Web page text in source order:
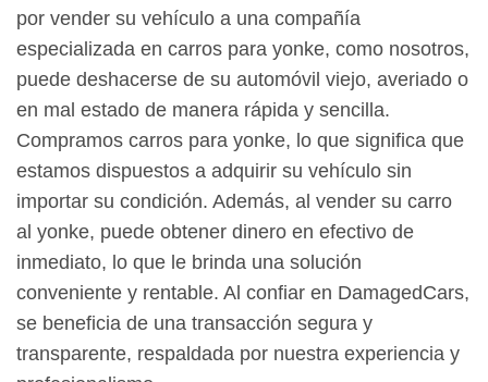
por vender su vehículo a una compañía
especializada en carros para yonke, como nosotros,
puede deshacerse de su automóvil viejo, averiado o
en mal estado de manera rápida y sencilla.
Compramos carros para yonke, lo que significa que
estamos dispuestos a adquirir su vehículo sin
importar su condición. Además, al vender su carro
al yonke, puede obtener dinero en efectivo de
inmediato, lo que le brinda una solución
conveniente y rentable. Al confiar en DamagedCars,
se beneficia de una transacción segura y
transparente, respaldada por nuestra experiencia y